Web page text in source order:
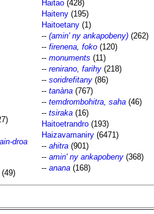
droa
Haitao(428)
Haiteny(195)
Haitoetany(1)
-- (amin' ny ankapobeny)(262)
-- firenena, foko(120)
-- monuments (11)
-- renirano, farihy(218)
-- soridrefitany(86)
-- tanàna(767)
-- temdrombohitra, saha(46)
-- tsiraka(16)
Haitoetrandro(193)
Haizavamaniry(6471)
-- ahitra(901)
-- amin' ny ankapobeny(368)
-- anana(168)